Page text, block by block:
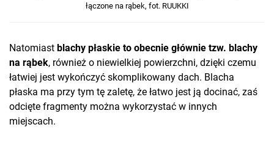
łączone na rąbek, fot. RUUKKI
Natomiast blachy płaskie to obecnie głównie tzw. blachy
na rąbek, również o niewielkiej powierzchni, dzięki czemu
łatwiej jest wykończyć skomplikowany dach. Blacha
płaska ma przy tym tę zaletę, że łatwo jest ją docinać, zaś
odcięte fragmenty można wykorzystać w innych
miejscach.